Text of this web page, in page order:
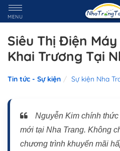
MENU
Siêu Thị Điện
Khai Trương Tại
Tin tức - Sự kiện Sự kiện Nha
Nguyễn Kim chính
mới tại Nha Trang. Không
chương trình khuyến mãi